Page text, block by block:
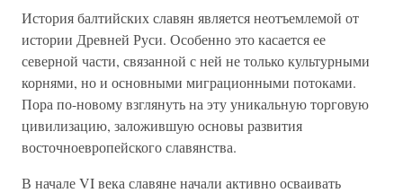
История балтийских славян является неотъемлемой от
истории Древней Руси. Особенно это касается ее
северной части, связанной с ней не только культурными
корнями, но и основными миграционными потоками.
Пора по-новому взглянуть на эту уникальную торговую
цивилизацию, заложившую основы развития
восточноевропейского славянства.
В начале VI века славяне начали активно осваивать